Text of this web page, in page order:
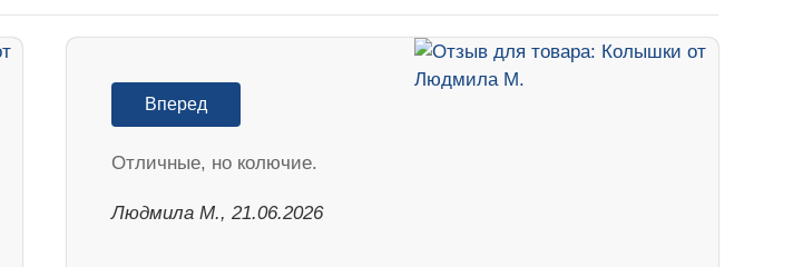
Вперед
Отличные, но колючие.
Людмила М., 21.06.2026